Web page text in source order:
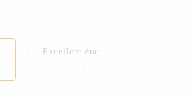
Excellent état
-